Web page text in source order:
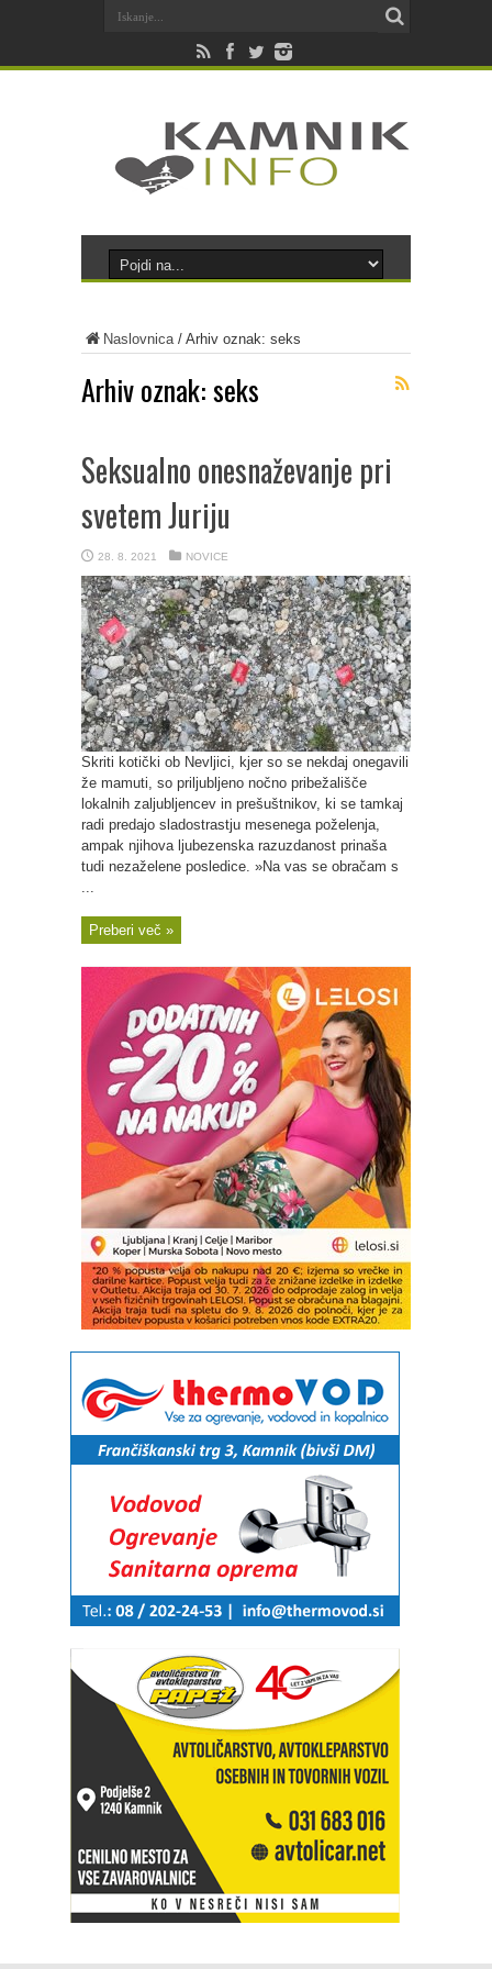
Naslovnica/ Arhiv oznak: seks
Arhiv oznak:seks
Seksualno onesnaževanje pri
svetem Juriju
28. 8. 2021 NOVICE
Skriti kotički ob Nevljici, kjer so se nekdaj onegavili
že mamuti, so priljubljeno nočno pribežališče
lokalnih zaljubljencev in prešuštnikov, ki se tamkaj
radi predajo sladostrastju mesenega poželenja,
ampak njihova ljubezenska razuzdanost prinaša
tudi nezaželene posledice. »Na vas se obračam s
...
Preberi več »